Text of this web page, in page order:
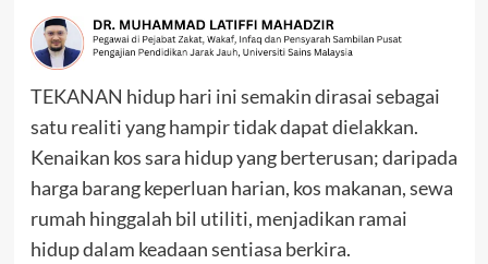
TEKANAN hidup hari ini semakin dirasai sebagai
satu realiti yang hampir tidak dapat dielakkan.
Kenaikan kos sara hidup yang berterusan; daripada
harga barang keperluan harian, kos makanan, sewa
rumah hinggalah bil utiliti, menjadikan ramai
hidup dalam keadaan sentiasa berkira.